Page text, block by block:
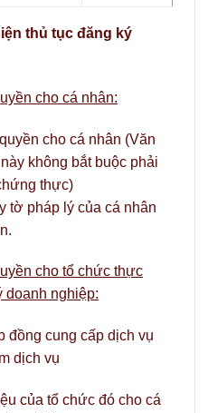
thủ tục đăng ký
cho cá nhân:
cho cá nhân (Văn
không bắt buộc phải
thực)
tờ pháp lý của cá nhân
cho tổ chức thực
doanh nghiệp:
đồng cung cấp dịch vụ
dịch vụ
của tổ chức đó cho cá